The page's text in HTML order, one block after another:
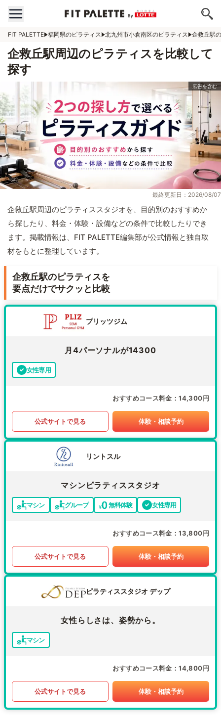
FIT PALETTE 福岡県のピラティス 北九州市小倉南区のピラティス 企救丘駅
企救丘駅周辺のピラティスを比較して
探す
最終更新日：2026/08/07
企救丘駅周辺のピラティススタジオを、目的別のおすすめか
ら探したり、料金・体験・設備などの条件で比較したりでき
ます。掲載情報は、FIT PALETTE編集部が公式情報と独自取
材をもとに整理しています。
企救丘駅のピラティスを
要点だけでサクッと比較
プリッツジム
月4パーソナルが14300
女性専用
おすすめコース料金 14,300円
公式サイトで見る 体験・相談予約
リントスル
マシンピラティススタジオ
マシン グループ 無料体験 女性専用
おすすめコース料金 13,800円
公式サイトで見る 体験・相談予約
ピラティススタジオ デップ
女性らしさは、姿勢から。
マシン
おすすめコース料金 14,800円
公式サイトで見る 体験・相談予約